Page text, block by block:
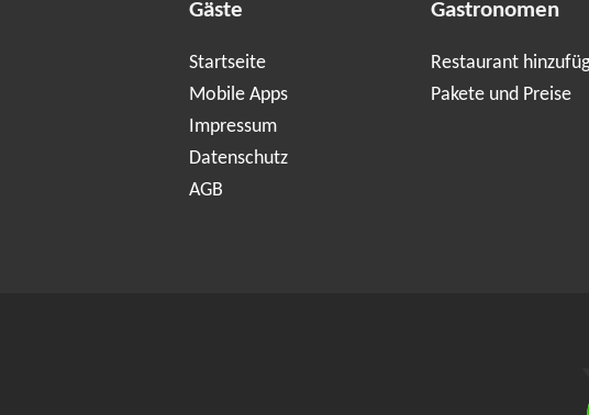
Gäste
Startseite
Mobile Apps
Impressum
Datenschutz
AGB
Gastronomen
Restaurant
Pakete und Preise